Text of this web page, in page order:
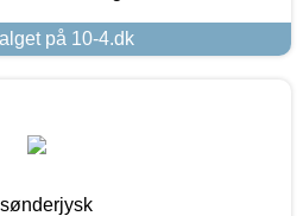
på 10-4.dk